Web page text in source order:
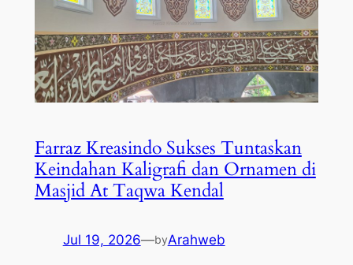
Farraz Kreasindo Sukses Tuntaskan
Keindahan Kaligrafi dan Ornamen di
Masjid At Taqwa Kendal
Jul 19, 2026—byArahweb